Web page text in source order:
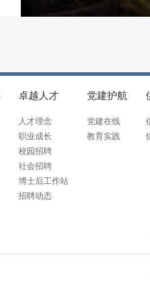
卓越人才
人才理念
职业成长
校园招聘
社会招聘
博士后工作站
招聘动态
党建护航
党建在线
教育实践